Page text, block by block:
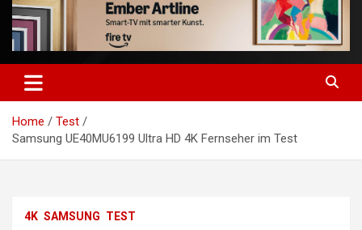
Home
Test
Samsung UE40MU6199 Ultra HD 4K Fernseher im Test
4K SAMSUNG TEST